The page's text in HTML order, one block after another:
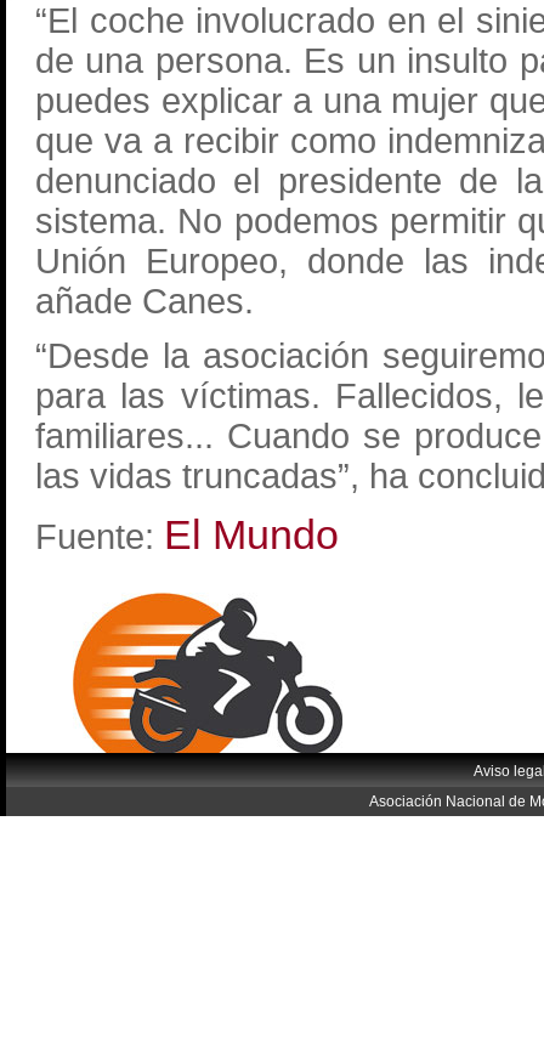
“El coche involucrado en el
de una persona. Es un insulto
puedes explicar a una mujer
que va a recibir como
denunciado el presidente de
sistema. No podemos permitir
Unión Europeo, donde las
añade Canes.
“Desde la asociación
para las víctimas. Fallecidos,
familiares... Cuando se
las vidas truncadas”, ha
Fuente: El Mundo
Aviso
Asociación Nacional de